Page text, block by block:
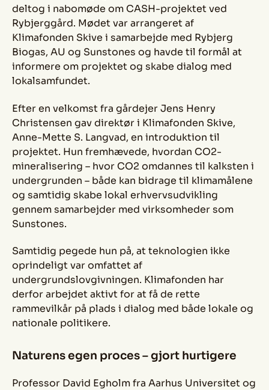
deltog i nabomøde om CASH-projektet ved
Rybjerggård. Mødet var arrangeret af
Klimafonden Skive i samarbejde med Rybjerg
Biogas, AU og Sunstones og havde til formål at
informere om projektet og skabe dialog med
lokalsamfundet.
Efter en velkomst fra gårdejer Jens Henry
Christensen gav direktør i Klimafonden Skive,
Anne-Mette S. Langvad, en introduktion til
projektet. Hun fremhævede, hvordan CO2-
mineralisering – hvor CO2 omdannes til kalksten i
undergrunden – både kan bidrage til klimamålene
og samtidig skabe lokal erhvervsudvikling
gennem samarbejder med virksomheder som
Sunstones.
Samtidig pegede hun på, at teknologien ikke
oprindeligt var omfattet af
undergrundslovgivningen. Klimafonden har
derfor arbejdet aktivt for at få de rette
rammevilkår på plads i dialog med både lokale og
nationale politikere.
Naturens egen proces – gjort hurtigere
Professor David Egholm fra Aarhus Universitet og